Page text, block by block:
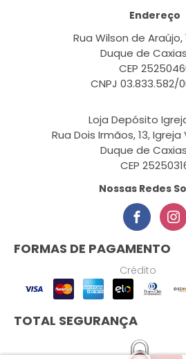
Endereço
Rua Wilson de Araújo,
Duque de
CEP
CNPJ 03.833.582/
Loja Depósito
Rua Dois Irmãos, 13,
Duque de
CEP
Nossas Redes
FORMAS DE PAGAMENTO
Crédito
TOTAL SEGURANÇA